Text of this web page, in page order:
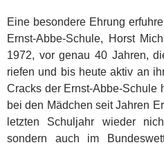
Eine besondere Ehrung
Ernst-Abbe-Schule, Horst
1972, vor genau 40 Jahren,
riefen und bis heute aktiv an
Cracks der Ernst-Abbe-Schule
bei den Mädchen seit Jahren
letzten Schuljahr wieder
sondern auch im